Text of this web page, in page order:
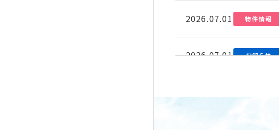
2026.07.01 物件情報
2026.07.01 お知らせ